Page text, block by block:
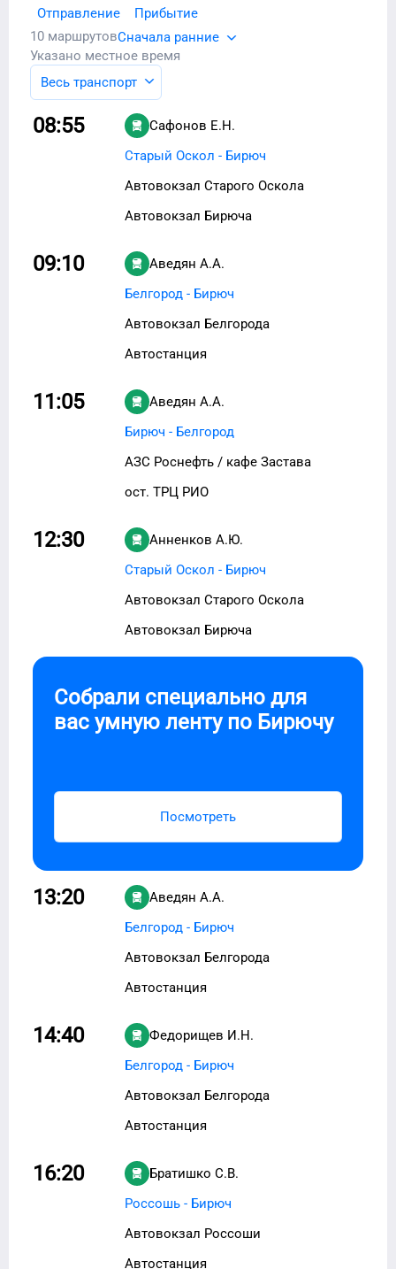
Отправление
Прибытие
10 маршрутовСначала ранние
Указано местное время
Весь транспорт
08:55
Сафонов Е.Н.
Старый Оскол - Бирюч
Автовокзал Старого Оскола
Автовокзал Бирюча
09:10
Аведян А.А.
Белгород - Бирюч
Автовокзал Белгорода
Автостанция
11:05
Аведян А.А.
Бирюч - Белгород
АЗС Роснефть / кафе Застава
ост. ТРЦ РИО
12:30
Анненков А.Ю.
Старый Оскол - Бирюч
Автовокзал Старого Оскола
Автовокзал Бирюча
Собрали специально для
вас умную ленту по Бирючу
Посмотреть
13:20
Аведян А.А.
Белгород - Бирюч
Автовокзал Белгорода
Автостанция
14:40
Федорищев И.Н.
Белгород - Бирюч
Автовокзал Белгорода
Автостанция
16:20
Братишко С.В.
Россошь - Бирюч
Автовокзал Россоши
Автостанция